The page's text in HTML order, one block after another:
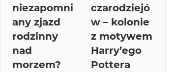
niezapomni
any zjazd
rodzinny
nad
morzem?
czarodziejó
w – kolonie
z motywem
Harry’ego
Pottera